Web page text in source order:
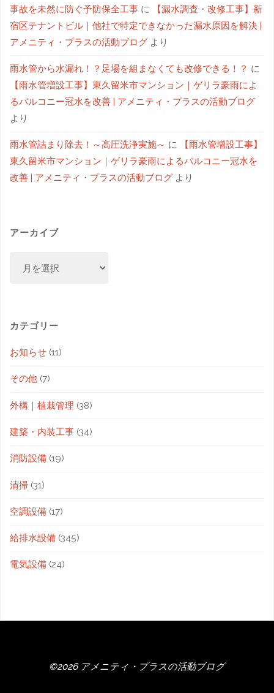
事故を未然に防ぐ予防保全工事 に
【漏水調査・改修工事】新
宿区テナントビル｜他社で特定できなかった漏水原因を解決 |
アメニティ・プラスの活動ブログ より
雨水管から水漏れ！？足場を組まなくても改修できる！？ に
【雨水管増設工事】東久留米市マンション｜ゲリラ豪雨によ
るバルコニー冠水を改善 | アメニティ・プラスの活動ブログ
より
雨水管詰まり除去！～高圧洗浄実施～ に
【雨水管増設工事】
東久留米市マンション｜ゲリラ豪雨によるバルコニー冠水を
改善 | アメニティ・プラスの活動ブログ より
アーカイブ
カテゴリー
お知らせ (11)
その他 (7)
外構｜植栽管理 (38)
建築・内装工事 (34)
消防設備 (19)
清掃 (31)
空調設備 (17)
給排水設備 (345)
電気設備 (24)
©2026 アメニティ・プラスの活動ブログ